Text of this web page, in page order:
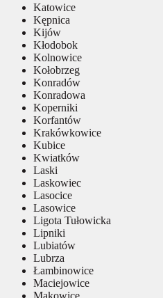
Katowice
Kępnica
Kijów
Kłodobok
Kolnowice
Kołobrzeg
Konradów
Konradowa
Koperniki
Korfantów
Krakówkowice
Kubice
Kwiatków
Laski
Laskowiec
Lasocice
Lasowice
Ligota Tułowicka
Lipniki
Lubiatów
Lubrza
Łambinowice
Maciejowice
Makowice